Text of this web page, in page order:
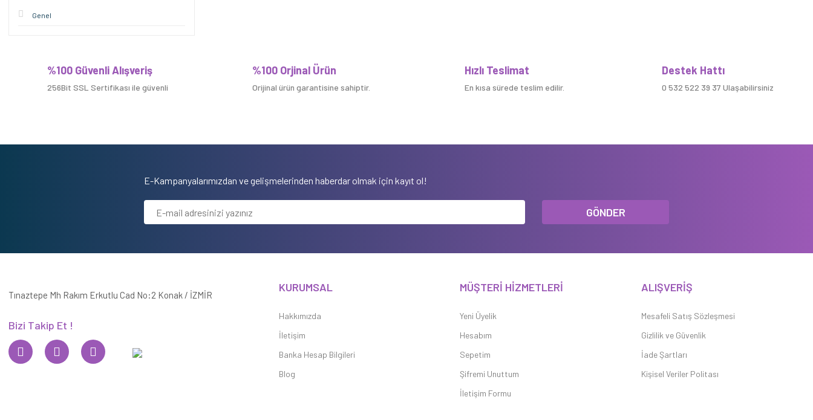
Genel
%100 Güvenli Alışveriş
256Bit SSL Sertifikası ile güvenli
%100 Orjinal Ürün
Orijinal ürün garantisine sahiptir.
Hızlı Teslimat
En kısa sürede teslim edilir.
Destek Hattı
0 532 522 39 37 Ulaşabilirsiniz
E-Kampanyalarımızdan ve gelişmelerinden haberdar olmak için kayıt ol!
GÖNDER
Tınaztepe Mh Rakım Erkutlu Cad No:2 Konak / İZMİR
Bizi Takip Et !
KURUMSAL
Hakkımızda
İletişim
Banka Hesap Bilgileri
Blog
MÜŞTERİ HİZMETLERİ
Yeni Üyelik
Hesabım
Sepetim
Şifremi Unuttum
İletişim Formu
ALIŞVERİŞ
Mesafeli Satış Sözleşmesi
Gizlilik ve Güvenlik
İade Şartları
Kişisel Veriler Politası